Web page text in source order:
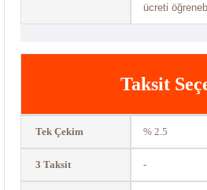
ücreti
Taksit
Tek Çekim % 2.5
3 Taksit -